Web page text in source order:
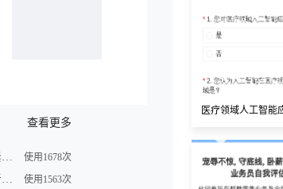
查看更多
广西柳州市洪灾紧急求助信息登记表 使用1678次
新能源汽车消费者购买车意向调查问卷 使用1563次
医疗领域人工智能